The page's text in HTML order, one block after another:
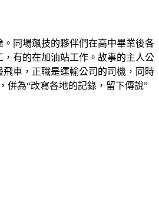
同場飆技的夥伴們在高中畢業後各
，有的在加油站工作。故事的主人公
車，正職是運輸公司的司機，同時
併為“改寫各地的記錄，留下傳說”